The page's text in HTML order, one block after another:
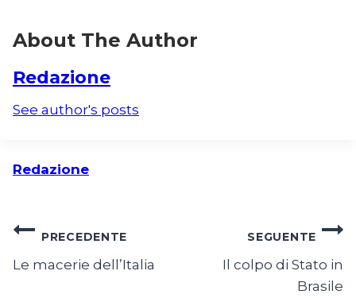
About The Author
Redazione
See author's posts
Redazione
Navigazione
articoli
PRECEDENTE
Le macerie dell’Italia
SEGUENTE
Il colpo di Stato in
Brasile